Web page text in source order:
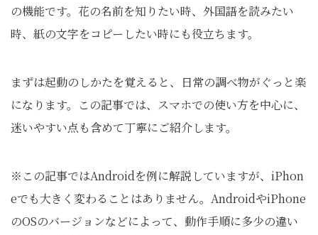
の機能です。花の名前を知りたい時、外国語を読みたい
時、紙の文字をコピーしたい時にも役立ちます。
まずは起動のしかたを覚えると、日常の調べ物がぐっと楽
になります。この記事では、スマホでの使い方を中心に、
迷いやすい点も含めて丁寧にご紹介します。
※この記事ではAndroidを例に解説していますが、iPhon
eでも大きく変わることはありません。AndroidやiPhone
のOSのバージョンなどによって、動作手順に多少の違い